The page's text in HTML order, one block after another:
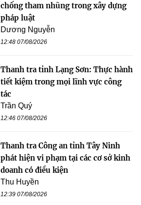
chống tham nhũng trong xây dựng
pháp luật
Dương Nguyễn
12:48 07/08/2026
Thanh tra tỉnh Lạng Sơn: Thực hành
tiết kiệm trong mọi lĩnh vực công
tác
Trần Quý
12:46 07/08/2026
Thanh tra Công an tỉnh Tây Ninh
phát hiện vi phạm tại các cơ sở kinh
doanh có điều kiện
Thu Huyền
12:39 07/08/2026